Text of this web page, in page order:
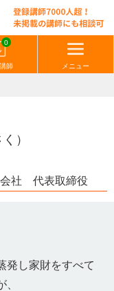
0
師 メニュー
）
会社 代表取締役
発し家財をすべて